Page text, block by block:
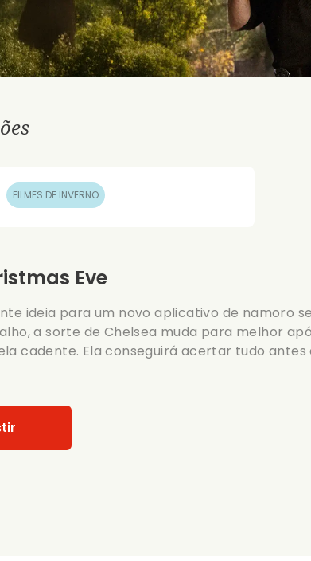
FILMES DE INVERNO
Eve
ideia para um novo aplicativo de namoro
a sorte de Chelsea muda para melhor
cadente. Ela conseguirá acertar tudo antes